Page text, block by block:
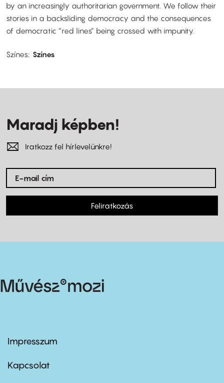
by an increasingly authoritarian government. We follow their
stories in a backsliding democracy and the consequences
of democratic “red lines” being crossed with impunity.
Színes Színes
Maradj képben!
Iratkozz fel hírlevelünkre!
Feliratkozás
Footer
first
Impresszum
Kapcsolat